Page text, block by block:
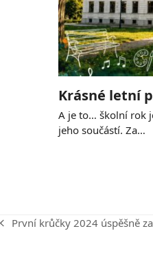
Krásné letní
A je to… školní rok
jeho součástí. Za…
previous
První krůčky 2024 úspěšně